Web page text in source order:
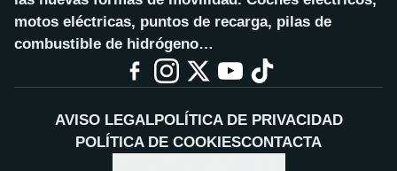
motos eléctricas, puntos de recarga, pilas de
combustible de hidrógeno…
AVISO LEGALPOLÍTICA DE PRIVACIDAD
POLÍTICA DE COOKIESCONTACTA